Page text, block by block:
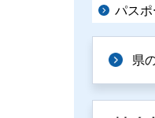
パス
県